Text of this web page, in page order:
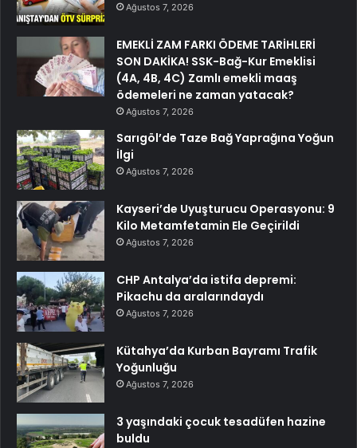
Ağustos 7, 2026
EMEKLİ ZAM FARKI ÖDEME TARİHLERİ
SON DAKİKA! SSK-Bağ-Kur Emeklisi
(4A, 4B, 4C) Zamlı emekli maaş
ödemeleri ne zaman yatacak?
Ağustos 7, 2026
Sarıgöl’de Taze Bağ Yaprağına Yoğun
İlgi
Ağustos 7, 2026
Kayseri’de Uyuşturucu Operasyonu: 9
Kilo Metamfetamin Ele Geçirildi
Ağustos 7, 2026
CHP Antalya’da istifa depremi:
Pikachu da aralarındaydı
Ağustos 7, 2026
Kütahya’da Kurban Bayramı Trafik
Yoğunluğu
Ağustos 7, 2026
3 yaşındaki çocuk tesadüfen hazine
buldu